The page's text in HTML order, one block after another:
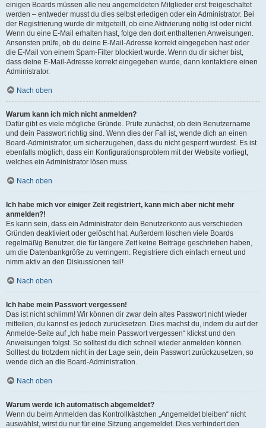
einigen Boards müssen alle neu angemeldeten Mitglieder erst freigeschaltet
werden – entweder musst du dies selbst erledigen oder ein Administrator. Bei
der Registrierung wurde dir mitgeteilt, ob eine Aktivierung nötig ist oder nicht.
Wenn du eine E-Mail erhalten hast, folge den dort enthaltenen Anweisungen.
Ansonsten prüfe, ob du deine E-Mail-Adresse korrekt eingegeben hast oder
die E-Mail von einem Spam-Filter blockiert wurde. Wenn du dir sicher bist,
dass deine E-Mail-Adresse korrekt eingegeben wurde, dann kontaktiere einen
Administrator.
Nach oben
Warum kann ich mich nicht anmelden?
Dafür gibt es viele mögliche Gründe. Prüfe zunächst, ob dein Benutzername
und dein Passwort richtig sind. Wenn dies der Fall ist, wende dich an einen
Board-Administrator, um sicherzugehen, dass du nicht gesperrt wurdest. Es ist
ebenfalls möglich, dass ein Konfigurationsproblem mit der Website vorliegt,
welches ein Administrator lösen muss.
Nach oben
Ich habe mich vor einiger Zeit registriert, kann mich aber nicht mehr
anmelden?!
Es kann sein, dass ein Administrator dein Benutzerkonto aus verschieden
Gründen deaktiviert oder gelöscht hat. Außerdem löschen viele Boards
regelmäßig Benutzer, die für längere Zeit keine Beiträge geschrieben haben,
um die Datenbankgröße zu verringern. Registriere dich einfach erneut und
nimm aktiv an den Diskussionen teil!
Nach oben
Ich habe mein Passwort vergessen!
Das ist nicht schlimm! Wir können dir zwar dein altes Passwort nicht wieder
mitteilen, du kannst es jedoch zurücksetzen. Dies machst du, indem du auf der
Anmelde-Seite auf „Ich habe mein Passwort vergessen“ klickst und den
Anweisungen folgst. So solltest du dich schnell wieder anmelden können.
Solltest du trotzdem nicht in der Lage sein, dein Passwort zurückzusetzen, so
wende dich an die Board-Administration.
Nach oben
Warum werde ich automatisch abgemeldet?
Wenn du beim Anmelden das Kontrollkästchen „Angemeldet bleiben“ nicht
auswählst, wirst du nur für eine Sitzung angemeldet. Dies verhindert den